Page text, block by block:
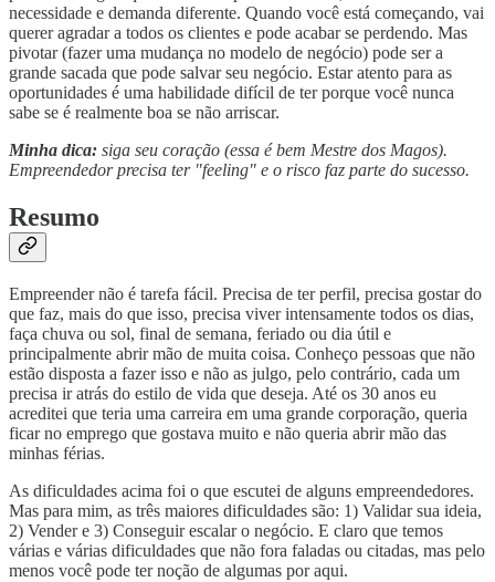
necessidade e demanda diferente. Quando você está começando, vai
querer agradar a todos os clientes e pode acabar se perdendo. Mas
pivotar (fazer uma mudança no modelo de negócio) pode ser a
grande sacada que pode salvar seu negócio. Estar atento para as
oportunidades é uma habilidade difícil de ter porque você nunca
sabe se é realmente boa se não arriscar.
Minha dica: siga seu coração (essa é bem Mestre dos Magos).
Empreendedor precisa ter "feeling" e o risco faz parte do sucesso.
Resumo
Empreender não é tarefa fácil. Precisa de ter perfil, precisa gostar do
que faz, mais do que isso, precisa viver intensamente todos os dias,
faça chuva ou sol, final de semana, feriado ou dia útil e
principalmente abrir mão de muita coisa. Conheço pessoas que não
estão disposta a fazer isso e não as julgo, pelo contrário, cada um
precisa ir atrás do estilo de vida que deseja. Até os 30 anos eu
acreditei que teria uma carreira em uma grande corporação, queria
ficar no emprego que gostava muito e não queria abrir mão das
minhas férias.
As dificuldades acima foi o que escutei de alguns empreendedores.
Mas para mim, as três maiores dificuldades são: 1) Validar sua ideia,
2) Vender e 3) Conseguir escalar o negócio. E claro que temos
várias e várias dificuldades que não fora faladas ou citadas, mas pelo
menos você pode ter noção de algumas por aqui.